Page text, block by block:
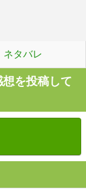
ネタバレ
を投稿して